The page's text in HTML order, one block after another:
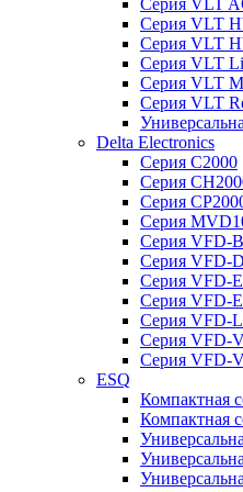
Серия VLT
Серия VLT
Серия VLT
Серия VLT
Серия VLT
Delta Electronics
Серия C2000
Серия
Серия
Серия
Серия VFD-B
Серия VFD-
Серия VFD-E
Серия VFD-
Серия VFD-L
Серия VFD-
Серия VFD-
ESQ
Компактная
Компактная